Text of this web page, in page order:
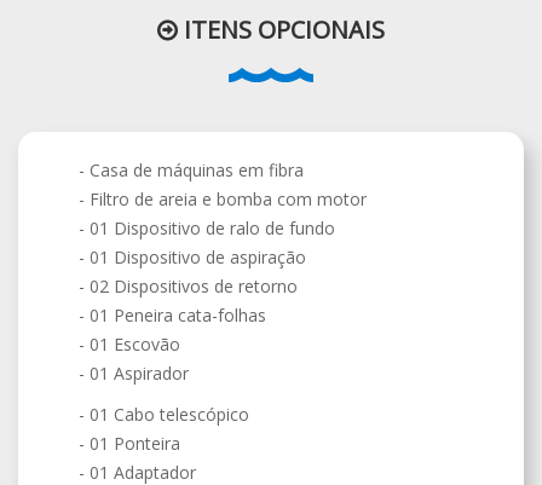
ITENS OPCIONAIS
- Casa de máquinas em fibra
- Filtro de areia e bomba com motor
- 01 Dispositivo de ralo de fundo
- 01 Dispositivo de aspiração
- 02 Dispositivos de retorno
- 01 Peneira cata-folhas
- 01 Escovão
- 01 Aspirador
- 01 Cabo telescópico
- 01 Ponteira
- 01 Adaptador